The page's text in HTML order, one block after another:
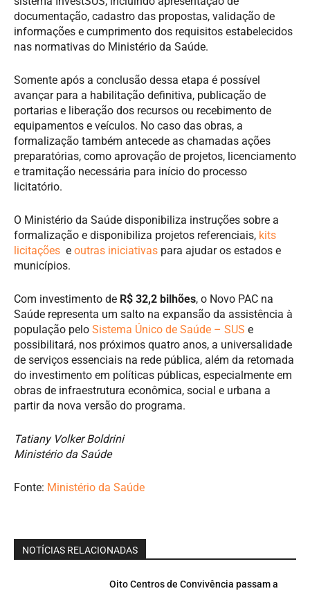
documentação, cadastro das propostas, validação de
informações e cumprimento dos requisitos estabelecidos
nas normativas do Ministério da Saúde.
Somente após a conclusão dessa etapa é possível
avançar para a habilitação definitiva, publicação de
portarias e liberação dos recursos ou recebimento de
equipamentos e veículos. No caso das obras, a
formalização também antecede as chamadas ações
preparatórias, como aprovação de projetos, licenciamento
e tramitação necessária para início do processo
licitatório.
O Ministério da Saúde disponibiliza instruções sobre a
formalização e disponibiliza projetos referenciais, kits
licitações e outras iniciativas para ajudar os estados e
municípios.
Com investimento de R$ 32,2 bilhões, o Novo PAC na
Saúde representa um salto na expansão da assistência à
população pelo Sistema Único de Saúde – SUS e
possibilitará, nos próximos quatro anos, a universalidade
de serviços essenciais na rede pública, além da retomada
do investimento em políticas públicas, especialmente em
obras de infraestrutura econômica, social e urbana a
partir da nova versão do programa.
Tatiany Volker Boldrini
Ministério da Saúde
Fonte: Ministério da Saúde
NOTÍCIAS RELACIONADAS
Oito Centros de Convivência passam a